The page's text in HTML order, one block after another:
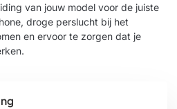
van jouw model voor de juiste
droge perslucht bij het
en ervoor te zorgen dat je